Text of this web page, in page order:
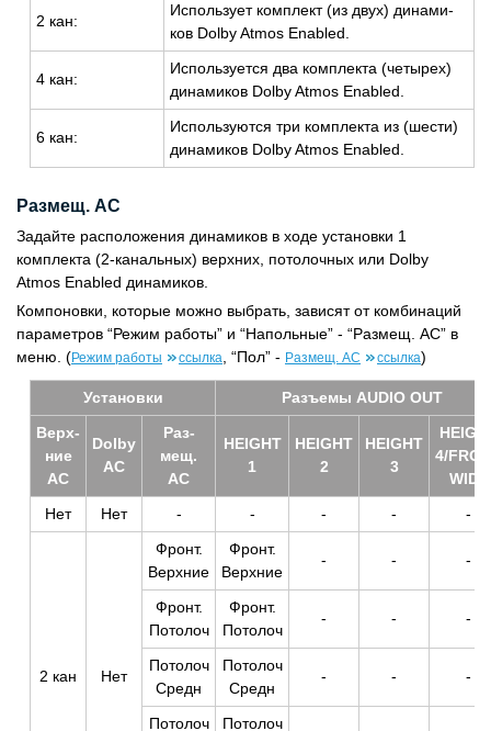
2 кан:
Ис­поль­зу­ет ком­плект (из двух) ди­на­ми­
ков Dolby Atmos Enabled.
4 кан:
Ис­поль­зу­ет­ся два ком­плек­та (че­ты­рех)
ди­на­ми­ков Dolby Atmos Enabled.
6 кан:
Ис­поль­зу­ют­ся три ком­плек­та из (шести)
ди­на­ми­ков Dolby Atmos Enabled.
Размещ. AC
Задайте расположения динамиков в ходе установки 1
комплекта (2-канальных) верхних, потолочных или Dolby
Atmos Enabled динамиков.
Компоновки, которые можно выбрать, зависят от комбинаций
параметров “Режим работы” и “Напольные” - “Размещ. AC” в
меню. (Режим работы ссылка , “Пол” - Размещ. AC ссылка)
Уста­нов­ки
Разъ­емы AUDIO OUT
Верх­
ние
АС
Dolby
АС
Раз­
мещ.
AC
HEIGHT
1
HEIGHT
2
HEIGHT
3
4/
WIDE
Нет
Нет - - - - -
2 кан Нет
Фронт.
Верхние
Фронт.
Верхние
- - -
Фронт.
Потолоч
Фронт.
Потолоч
- - -
Потолоч
Средн
Потолоч
Средн
- - -
Потолоч
Потолоч